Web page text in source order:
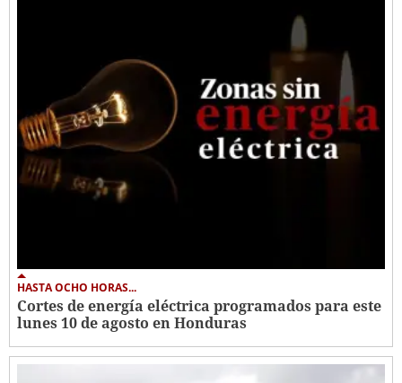
HASTA OCHO HORAS...
Cortes de energía eléctrica programados para este
lunes 10 de agosto en Honduras